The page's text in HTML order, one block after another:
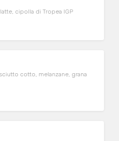
cipolla di Tropea IGP
cotto, melanzane, grana